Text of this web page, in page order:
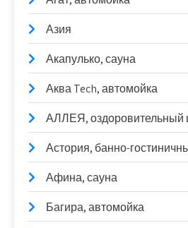
Азия
Акапулько, сауна
Аква Tech, автомойка
АЛЛЕЯ, оздоровительный
Астория, банно-
Афина, сауна
Багира, автомойка